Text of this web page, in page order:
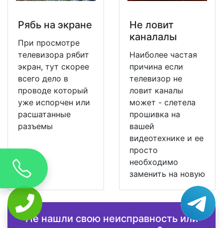
Рябь на экране
При просмотре
телевизора рябит
экран, тут скорее
всего дело в
проводе который
уже испорчен или
расшатанные
разъемы
Не ловит
каналалы
Наиболее частая
причина если
телевизор не
ловит каналы
может - слетела
прошивка на
вашей
видеотехнике и ее
просто
необходимо
заменить на новую
Не нашли свою неисправность или